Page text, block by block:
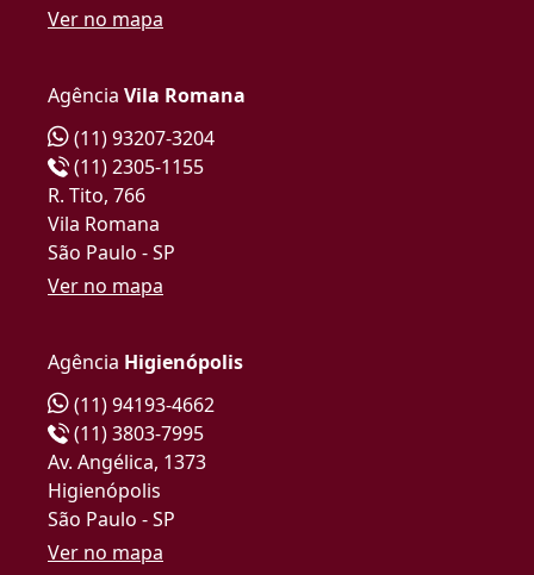
Ver no mapa
Agência Vila Romana
(11) 93207-3204
(11) 2305-1155
R. Tito, 766
Vila Romana
São Paulo - SP
Ver no mapa
Agência Higienópolis
(11) 94193-4662
(11) 3803-7995
Av. Angélica, 1373
Higienópolis
São Paulo - SP
Ver no mapa